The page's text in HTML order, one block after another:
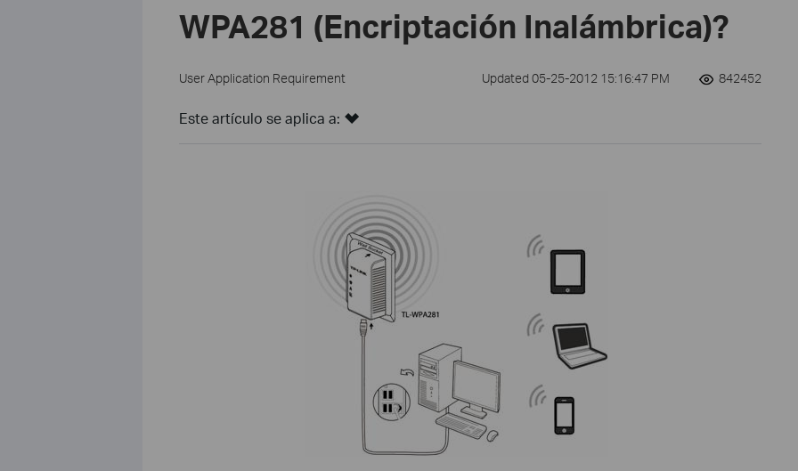
WPA281 (Encriptación Inalámbrica)?
User Application Requirement Updated 05-25-2012 15:16:47 PM 842452
Este artículo se aplica a: